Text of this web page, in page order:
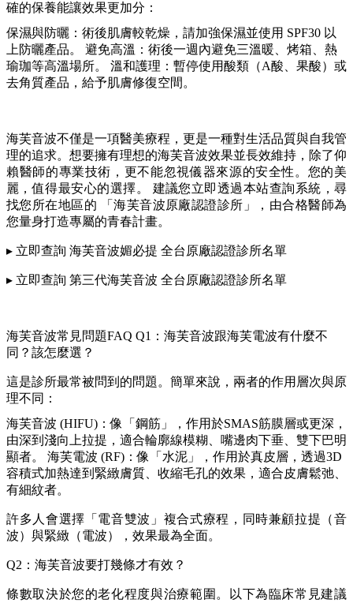
確的保養能讓效果更加分：
保濕與防曬：術後肌膚較乾燥，請加強保濕並使用 SPF30 以
上防曬產品。 避免高溫：術後一週內避免三溫暖、烤箱、熱
瑜珈等高溫場所。 溫和護理：暫停使用酸類（A酸、果酸）或
去角質產品，給予肌膚修復空間。
海芙音波不僅是一項醫美療程，更是一種對生活品質與自我管
理的追求。想要擁有理想的海芙音波效果並長效維持，除了仰
賴醫師的專業技術，更不能忽視儀器來源的安全性。您的美
麗，值得最安心的選擇。 建議您立即透過本站查詢系統，尋
找您所在地區的 「海芙音波原廠認證診所」，由合格醫師為
您量身打造專屬的青春計畫。
▸ 立即查詢 海芙音波媚必提 全台原廠認證診所名單
▸ 立即查詢 第三代海芙音波 全台原廠認證診所名單
海芙音波常見問題FAQ Q1：海芙音波跟海芙電波有什麼不
同？該怎麼選？
這是診所最常被問到的問題。簡單來說，兩者的作用層次與原
理不同：
海芙音波 (HIFU)：像「鋼筋」，作用於SMAS筋膜層或更深，
由深到淺向上拉提，適合輪廓線模糊、嘴邊肉下垂、雙下巴明
顯者。 海芙電波 (RF)：像「水泥」，作用於真皮層，透過3D
容積式加熱達到緊緻膚質、收縮毛孔的效果，適合皮膚鬆弛、
有細紋者。
許多人會選擇「電音雙波」複合式療程，同時兼顧拉提（音
波）與緊緻（電波），效果最為全面。
Q2：海芙音波要打幾條才有效？
條數取決於您的老化程度與治療範圍。以下為臨床常見建議